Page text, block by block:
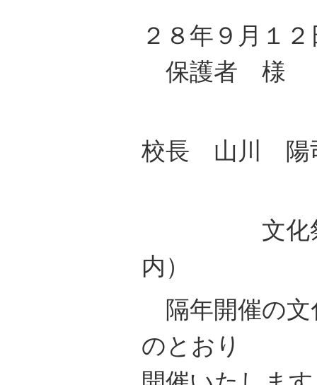
２８年９月１
保護者 様
校長 山川 陽
文化祭に
内）
隔年開催の文
のとおり